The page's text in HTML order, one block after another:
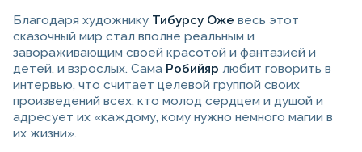
Благодаря художнику Тибурсу Оже весь этот
сказочный мир стал вполне реальным и
завораживающим своей красотой и фантазией и
детей, и взрослых. Сама Робийяр любит говорить в
интервью, что считает целевой группой своих
произведений всех, кто молод сердцем и душой и
адресует их «каждому, кому нужно немного магии в
их жизни».